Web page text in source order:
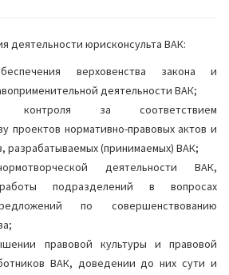
деятельности юрисконсульта ВАК:
верховенства закона и
деятельности ВАК;
контроля за соответствием
проектов нормативно-правовых актов и
разрабатываемых (принимаемых) ВАК;
деятельности ВАК,
подразделений в вопросах
по совершенствованию
правовой культуры и правовой
ВАК, доведении до них сути и